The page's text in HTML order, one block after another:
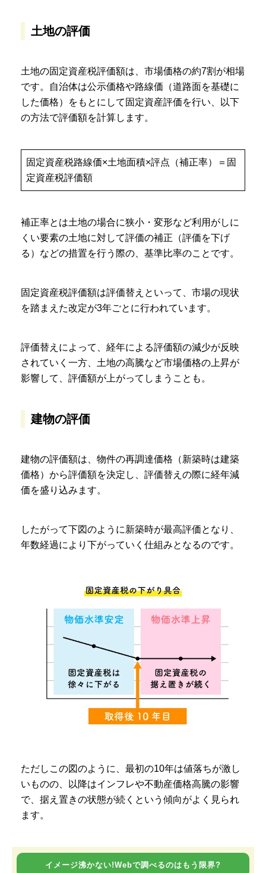
土地の評価
土地の固定資産税評価額は、市場価格の約7割が相場
です。自治体は公示価格や路線価（道路面を基礎に
した価格）をもとにして固定資産評価を行い、以下
の方法で評価額を計算します。
固定資産税路線価×土地面積×評点（補正率）＝固
定資産税評価額
補正率とは土地の場合に狭小・変形など利用がしに
くい要素の土地に対して評価の補正（評価を下げ
る）などの措置を行う際の、基準比率のことです。
固定資産税評価額は評価替えといって、市場の現状
を踏まえた改定が3年ごとに行われています。
評価替えによって、経年による評価額の減少が反映
されていく一方、土地の高騰など市場価格の上昇が
影響して、評価額が上がってしまうことも。
建物の評価
建物の評価額は、物件の再調達価格（新築時は建築
価格）から評価額を決定し、評価替えの際に経年減
価を盛り込みます。
したがって下図のように新築時が最高評価となり、
年数経過により下がっていく仕組みとなるのです。
ただしこの図のように、最初の10年は値落ちが激し
いものの、以降はインフレや不動産価格高騰の影響
で、据え置きの状態が続くという傾向がよく見られ
ます。
イメージ沸かない!Webで調べるのはもう限界?